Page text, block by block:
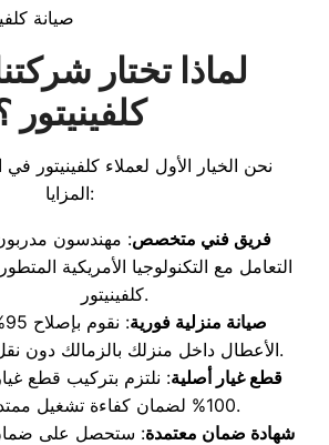
صيانة
لماذا تختار
كلفينيتور
نحن الخيار الأول لعملاء كلفينيتور
المزايا:
فريق فني متخصص: مهندسون
التعامل مع التكنولوجيا الأمريكية
كلفينيتور.
صيانة منزلية فورية
:
الأعطال داخل منزلك بالزمالك دون نقل الجهاز.
قطع غيار أصلية: نلتزم بتركيب قطع
100% لضمان كفاءة تشغيل ممتدة.
شهادة ضمان معتمدة: ستحصل على